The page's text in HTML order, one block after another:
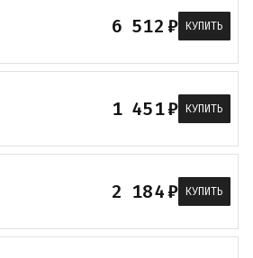
6 512₽ КУПИТЬ
1 451₽ КУПИТЬ
2 184₽ КУПИТЬ